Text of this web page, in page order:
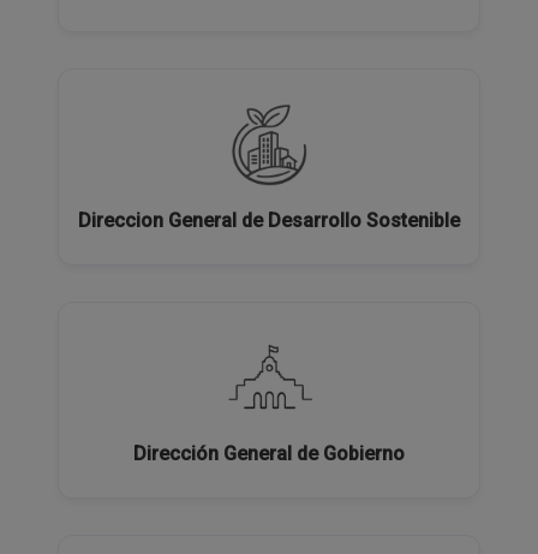
Direccion General de Desarrollo Sostenible
Dirección General de Gobierno